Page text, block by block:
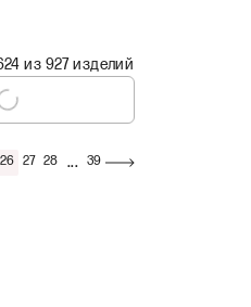
из 927 изделий
26 27 28 ... 39